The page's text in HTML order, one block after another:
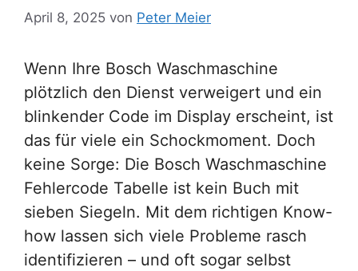
April 8, 2025 von Peter Meier
Wenn Ihre Bosch Waschmaschine
plötzlich den Dienst verweigert und ein
blinkender Code im Display erscheint, ist
das für viele ein Schockmoment. Doch
keine Sorge: Die Bosch Waschmaschine
Fehlercode Tabelle ist kein Buch mit
sieben Siegeln. Mit dem richtigen Know-
how lassen sich viele Probleme rasch
identifizieren – und oft sogar selbst